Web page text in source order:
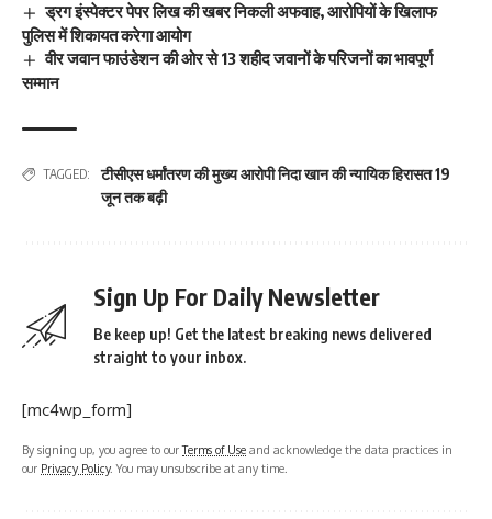
ड्रग इंस्पेक्टर पेपर लिख की खबर निकली अफवाह, आरोपियों के खिलाफ
पुलिस में शिकायत करेगा आयोग
वीर जवान फाउंडेशन की ओर से 13 शहीद जवानों के परिजनों का भावपूर्ण
सम्मान
TAGGED:
टीसीएस धर्मांतरण की मुख्य आरोपी निदा खान की न्यायिक हिरासत 19
जून तक बढ़ी
Sign Up For Daily Newsletter
Be keep up! Get the latest breaking news delivered
straight to your inbox.
[mc4wp_form]
By signing up, you agree to ourTerms of Use and acknowledge the data practices in
our Privacy Policy. You may unsubscribe at any time.